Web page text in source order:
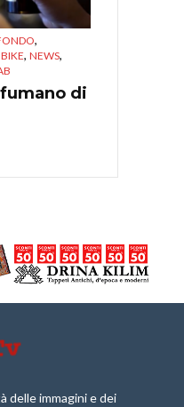
,
, NEWS,
di
delle immagini e dei